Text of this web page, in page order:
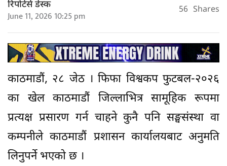
रिपोर्टर्स डेस्क
June 11, 2026 10:25 pm 56 Shares
काठमाडौं, २८ जेठ । फिफा विश्वकप फुटबल-२०२६
का खेल काठमाडौं जिल्लाभित्र सामूहिक रूपमा
प्रत्यक्ष प्रसारण गर्न चाहने कुनै पनि सङ्घसंस्था वा
कम्पनीले काठमाडौं प्रशासन कार्यालयबाट अनुमति
लिनुपर्ने भएको छ ।